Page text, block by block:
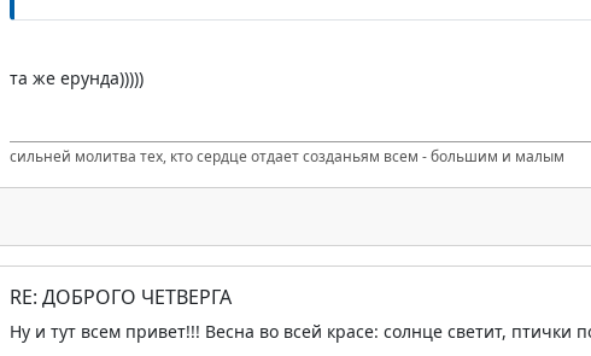
та же ерунда)))))
сильней молитва тех, кто сердце отдает созданьям всем - большим и малым
RE: ДОБРОГО ЧЕТВЕРГА
Ну и тут всем привет!!! Весна во всей красе: солнце светит, птички